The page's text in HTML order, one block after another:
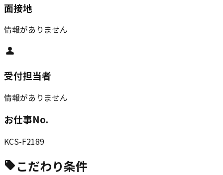
面接地
情報がありません
受付担当者
情報がありません
お仕事No.
KCS-F2189
こだわり条件